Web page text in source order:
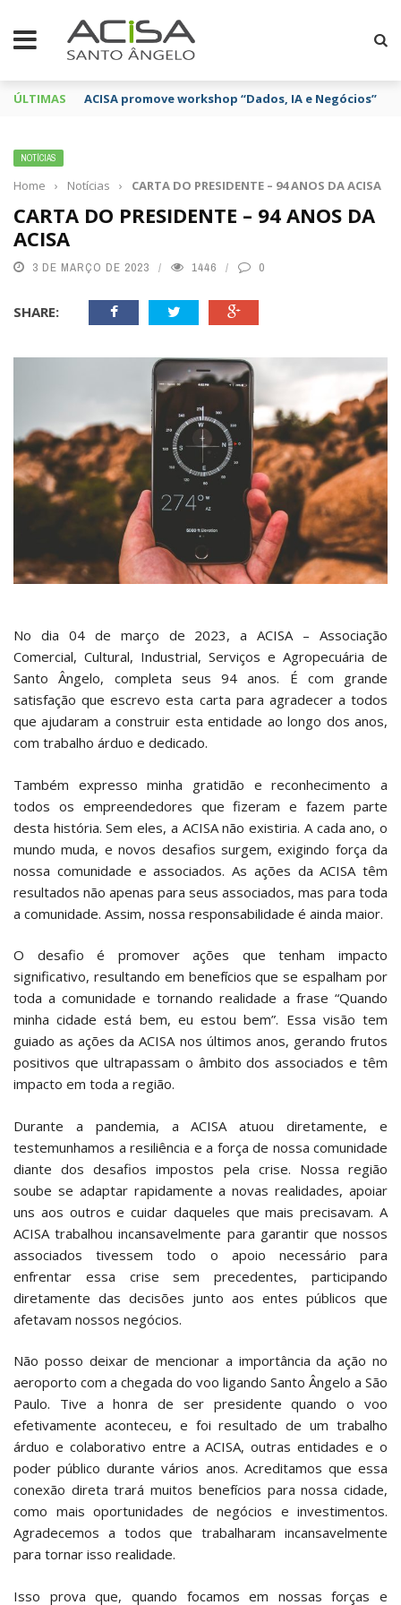
ÚLTIMAS ACISA promove workshop “Dados, IA e Negócios”
NOTÍCIAS
Home › Notícias › CARTA DO PRESIDENTE – 94 ANOS DA ACISA
CARTA DO PRESIDENTE – 94 ANOS DA
ACISA
3 DE MARÇO DE 2023 1446 0
SHARE:
No dia 04 de março de 2023, a ACISA – Associação
Comercial, Cultural, Industrial, Serviços e Agropecuária de
Santo Ângelo, completa seus 94 anos. É com grande
satisfação que escrevo esta carta para agradecer a todos
que ajudaram a construir esta entidade ao longo dos anos,
com trabalho árduo e dedicado.
Também expresso minha gratidão e reconhecimento a
todos os empreendedores que fizeram e fazem parte
desta história. Sem eles, a ACISA não existiria. A cada ano, o
mundo muda, e novos desafios surgem, exigindo força da
nossa comunidade e associados. As ações da ACISA têm
resultados não apenas para seus associados, mas para toda
a comunidade. Assim, nossa responsabilidade é ainda maior.
O desafio é promover ações que tenham impacto
significativo, resultando em benefícios que se espalham por
toda a comunidade e tornando realidade a frase “Quando
minha cidade está bem, eu estou bem”. Essa visão tem
guiado as ações da ACISA nos últimos anos, gerando frutos
positivos que ultrapassam o âmbito dos associados e têm
impacto em toda a região.
Durante a pandemia, a ACISA atuou diretamente, e
testemunhamos a resiliência e a força de nossa comunidade
diante dos desafios impostos pela crise. Nossa região
soube se adaptar rapidamente a novas realidades, apoiar
uns aos outros e cuidar daqueles que mais precisavam. A
ACISA trabalhou incansavelmente para garantir que nossos
associados tivessem todo o apoio necessário para
enfrentar essa crise sem precedentes, participando
diretamente das decisões junto aos entes públicos que
afetavam nossos negócios.
Não posso deixar de mencionar a importância da ação no
aeroporto com a chegada do voo ligando Santo Ângelo a São
Paulo. Tive a honra de ser presidente quando o voo
efetivamente aconteceu, e foi resultado de um trabalho
árduo e colaborativo entre a ACISA, outras entidades e o
poder público durante vários anos. Acreditamos que essa
conexão direta trará muitos benefícios para nossa cidade,
como mais oportunidades de negócios e investimentos.
Agradecemos a todos que trabalharam incansavelmente
para tornar isso realidade.
Isso prova que, quando focamos em nossas forças e